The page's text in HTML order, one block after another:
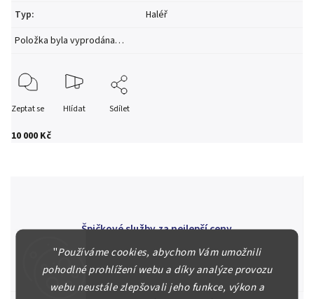
"Používáme cookies, abychom Vám umožnili
pohodlné prohlížení webu a díky analýze provozu
webu neustále zlepšovali jeho funkce, výkon a
10 000 Kč
Typ:
Haléř
Položka byla vyprodána…
Zeptat se Hlídat Sdílet
Špičkové služby za nejlepší ceny
Náš kolektiv specialistů a znalců se Vám bude plně věnovat.
Posoudíme kvalitu a pravost Vašeho materiálu, prodáme v naší
aukci nebo Vám poradíme kam investovat.